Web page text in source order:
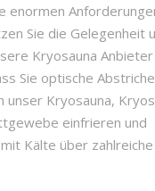
enormen
Sie die Gelegenheit
Kryosauna Anbieter
Sie optische
unser Kryosauna,
einfrieren und
Kälte über zahlreiche